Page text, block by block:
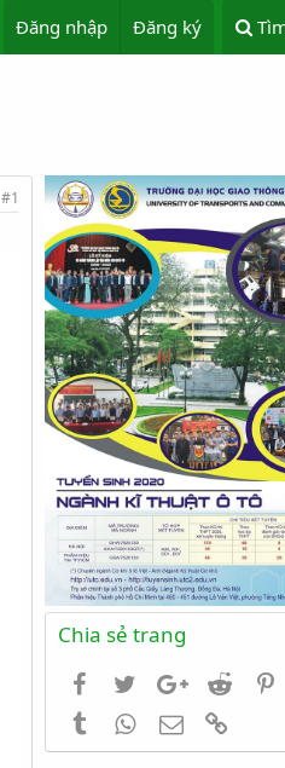
Đăng nhập Đăng ký
#1
Chia sẻ trang
FacebookTwitterGoogle+
Reddit
TumblrWhatsApp
Email